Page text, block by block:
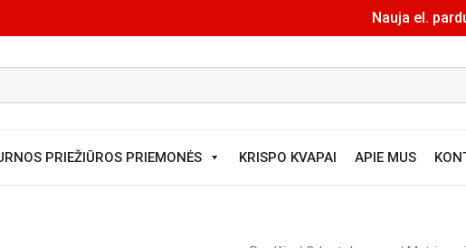
Nauja el.
PRIEŽIŪROS PRIEMONĖS KRISPO KVAPAI APIE MUS